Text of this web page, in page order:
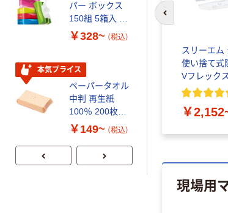
ーヘ
スリーエム
使い捨て式
Vフレック
￥
現場用
パー ボックス
150組 5箱入 ア
スクル スマート
証
￥328~ （税込）
本気プライス
ペーパータオル
中判 再生紙
100％ 200枚
FSC認証 シング
企画 オリジナル
￥149~ （税込）
パー
リサ
芯あ
証
期間限定価格
アス
スチ
ブ 薄
リー）